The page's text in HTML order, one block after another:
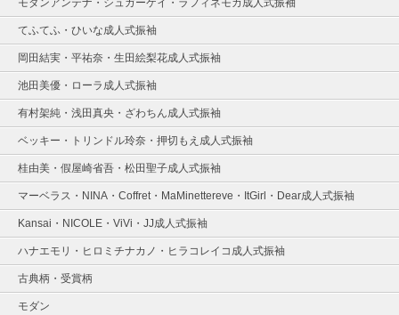
モダンアンテナ・シュガーケイ・ラフィネモカ成人式振袖
てふてふ・ひいな成人式振袖
岡田結実・平祐奈・生田絵梨花成人式振袖
池田美優・ローラ成人式振袖
有村架純・浅田真央・ざわちん成人式振袖
ベッキー・トリンドル玲奈・押切もえ成人式振袖
桂由美・假屋崎省吾・松田聖子成人式振袖
マーベラス・NINA・Coffret・MaMinettereve・ItGirl・Dear成人式振袖
Kansai・NICOLE・ViVi・JJ成人式振袖
ハナエモリ・ヒロミチナカノ・ヒラコレイコ成人式振袖
古典柄・受賞柄
モダン